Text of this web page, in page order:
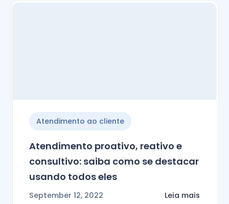
Atendimento ao cliente
Atendimento proativo, reativo e
consultivo: saiba como se destacar
usando todos eles
September 12, 2022 Leia mais